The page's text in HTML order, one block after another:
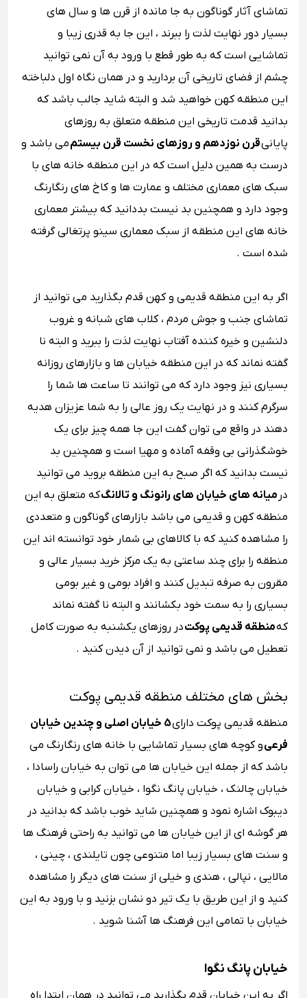
تماشای آثار گوناگون به جا مانده از قرن ها و سال های
بسیار دور نهایت لذت را ببرند ، این جا به قدری زیبا و
تماشایی است که به طور قطع با ورود به آن نمی توانید
چشم از فضای تاریخی آن بردارید و در همان نگاه اول دلباخته
این منطقه کهن خواهید شد و البته شاید جالب باشد که
بدانید قدمت تاریخی این منطقه متعلق به روزهای
پایانیقرن نوزدهم و روزهای نخست قرن بیستممی باشد و
درست به همین دلیل است که در این منطقه خانه های با
سبک های معماری مختلف و عمارت ها و کاخ های رنگارنگ
وجود دارد و همچنین بد نیست بددانید که بیشتر معماری
خانه های این منطقه از سبک معماری سینو پرتغالی گرفته
شده است .
اگر به این منطقه قدیمی و کهن قدم بگذارید می توانید از
تماشای جنب و جوش مردم ، کلاب های شبانه و غروب
دلنشین و خیره کننده آفتاب نهایت لذت را ببرید و البته نا
گفته نماند که در این منطقه خیابان ها و بازارهای روزانه
بسیاری نیز وجود دارد که می توانند تا ساعت ها شما را
سرگرم کنند و در نهایت یک روز عالی را به شما عزیزان هدیه
دهند در واقع می توان گفت این جا همه چیز برای یک
خوشگذرانی بی وقفه آماده و مهیا است و همچنین بد
نیست بدانید که اگر صبح به این منطقه بروید می توانید
در میانه های خیابان های رانونگ و تالانگکه متعلق به این
منطقه کهن و قدیمی می باشد بازارهای گوناگون و متعددی
را مشاهده کنید که با کالاهای بی شمار خود توانسته اند این
منطقه را برای چند ساعتی به یک مرکز خرید بسیار عالی و
مقرون به صرفه تبدیل کنند و افراد بومی و غیر بومی
بسیاری را به سمت خود بکشانند و البته نا گفته نماند
کهمنطقه قدیمی پوکتدر روزهای یکشنبه به صورت کامل
تعطیل می باشد و نمی توانید از آن دیدن کنید .
بخش های مختلف منطقه قدیمی پوکت
منطقه قدیمی پوکت دارای
5 خیابان اصلی و چندین خیابان
فرعیو کوچه های بسیار تماشایی با خانه های رنگارنگ می
باشد که از جمله این خیابان ها می توان به خیابان راسادا ،
خیابان چالنک ، خیابان پانگ نگوا ، خیابان کرابی و خیابان
دیبوک اشاره نمود و همچنین شاید خوب باشد که بدانید در
هر گوشه ای از این خیابان ها می توانید به راحتی فرهنگ ها
و سنت های بسیار زیبا اما متنوعی چون تایلندی ، چینی ،
مالایی ، نپالی ، هندی و خیلی از سنت های دیگر را مشاهده
کنید و از این طریق با یک تیر دو نشان بزنید و با ورود به این
خیابان با تمامی این فرهنگ ها آشنا شوید .
خیابان پانگ نگوا
اگر به این خیابان قدم بگذارید می توانید در همان ابتدا راه